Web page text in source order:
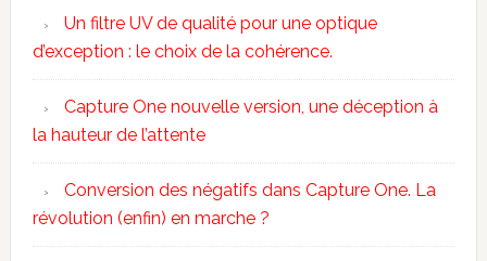
Un filtre UV de qualité pour une optique
d’exception : le choix de la cohérence.
Capture One nouvelle version, une déception à
la hauteur de l’attente
Conversion des négatifs dans Capture One. La
révolution (enfin) en marche ?